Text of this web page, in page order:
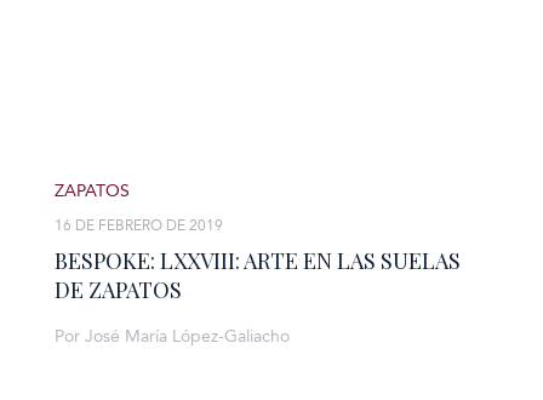
BESPOKE: LXXVIII: ARTE EN LAS SUELAS
DE ZAPATOS
16 DE FEBRERO DE 2019
ZAPATOS
Por José María López-Galiacho